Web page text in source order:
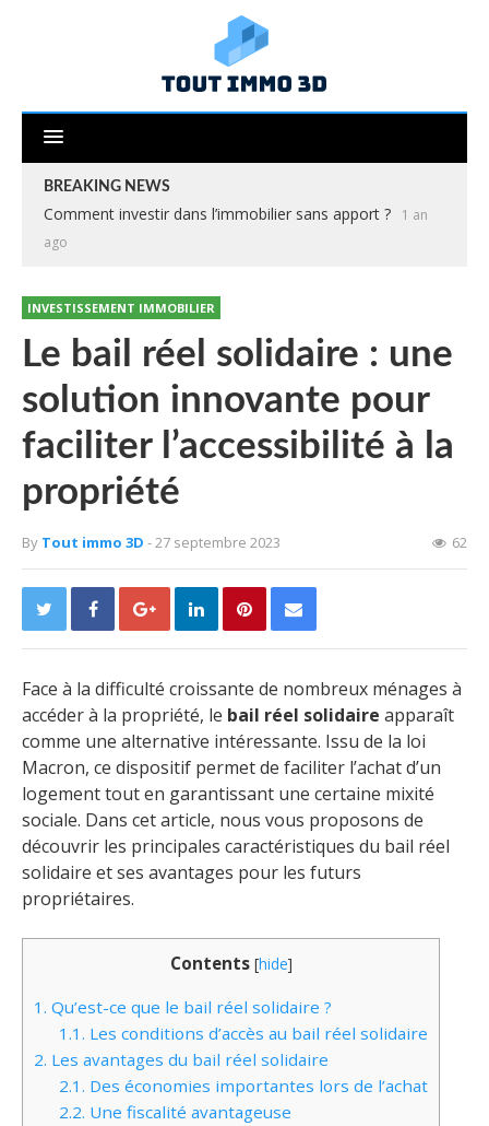
BREAKING NEWS
Comment investir dans l’immobilier sans apport ?
1 an
ago
INVESTISSEMENT IMMOBILIER
Le bail réel solidaire : une
solution innovante pour
faciliter l’accessibilité à la
propriété
By Tout immo 3D - 27 septembre 2023 62
Face à la difficulté croissante de nombreux ménages à
accéder à la propriété, le bail réel solidaire apparaît
comme une alternative intéressante. Issu de la loi
Macron, ce dispositif permet de faciliter l’achat d’un
logement tout en garantissant une certaine mixité
sociale. Dans cet article, nous vous proposons de
découvrir les principales caractéristiques du bail réel
solidaire et ses avantages pour les futurs
propriétaires.
Contents [hide]
1. Qu’est-ce que le bail réel solidaire ?
1.1. Les conditions d’accès au bail réel solidaire
2. Les avantages du bail réel solidaire
2.1. Des économies importantes lors de l’achat
2.2. Une fiscalité avantageuse